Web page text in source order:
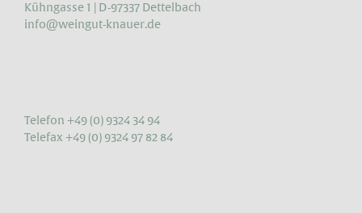
Kühngasse 1 | D-97337 Dettelbach
info@weingut-knauer.de
Telefon +49 (0) 9324 34 94
Telefax +49 (0) 9324 97 82 84